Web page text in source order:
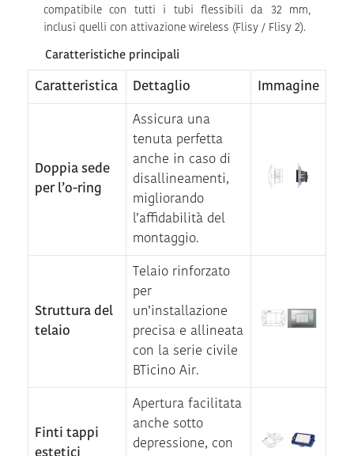
compatibile con tutti i tubi flessibili da 32 mm,
inclusi quelli con attivazione wireless (Flisy / Flisy 2).
Caratteristiche principali
Caratteristica Dettaglio Immagine
Doppia sede
per l’o-ring
Assicura una
tenuta perfetta
anche in caso di
disallineamenti,
migliorando
l’affidabilità del
montaggio.
Struttura del
telaio
Telaio rinforzato
per
un’installazione
precisa e allineata
con la serie civile
BTicino Air.
Finti tappi
estetici
Apertura facilitata
anche sotto
depressione, con